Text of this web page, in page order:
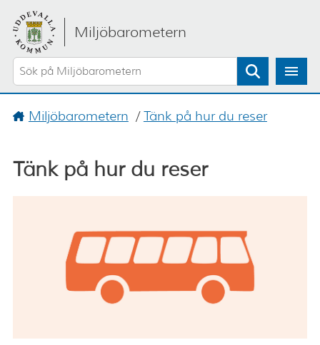
Gå direkt till sidans innehåll
Miljöbarometern
Sök
Miljöbarometern /Tänk på hur du reser
Tänk på hur du reser